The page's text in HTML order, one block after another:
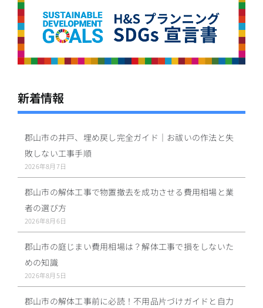
新着情報
郡山市の井戸、埋め戻し完全ガイド｜お祓いの作法と失
敗しない工事手順
2026年8月7日
郡山市の解体工事で物置撤去を成功させる費用相場と業
者の選び方
2026年8月6日
郡山市の庭じまい費用相場は？解体工事で損をしないた
めの知識
2026年8月5日
郡山市の解体工事前に必読！不用品片づけガイドと自力